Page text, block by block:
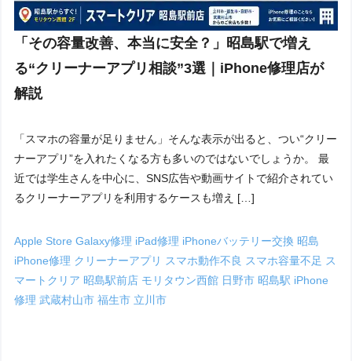
「その容量改善、本当に安全？」昭島駅で増え
る“クリーナーアプリ相談”3選｜iPhone修理店が
解説
「スマホの容量が足りません」そんな表示が出ると、つい“クリー
ナーアプリ”を入れたくなる方も多いのではないでしょうか。 最
近では学生さんを中心に、SNS広告や動画サイトで紹介されてい
るクリーナーアプリを利用するケースも増え […]
Apple StoreGalaxy修理 iPad修理 iPhoneバッテリー交換 昭島
iPhone修理 クリーナーアプリ スマホ動作不良 スマホ容量不足 ス
マートクリア 昭島駅前店 モリタウン西館 日野市 昭島駅 iPhone
修理武蔵村山市福生市 立川市